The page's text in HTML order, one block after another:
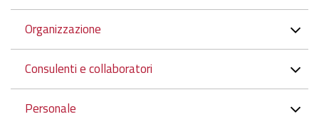
Organizzazione
Consulenti e collaboratori
Personale